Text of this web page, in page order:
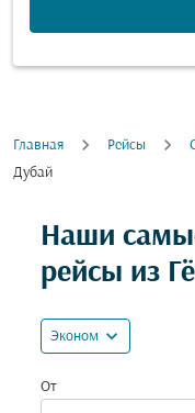
Главная Рейсы
Дубай
Наши
рейсы из
Эконом expand_more
От
Попробуйте